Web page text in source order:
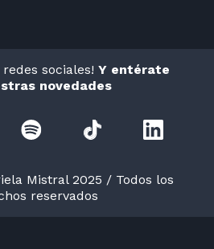
Mistral 2025 / Todos los
reservados
redes sociales! Y entérate
novedades